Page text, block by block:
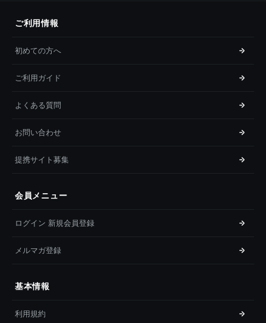
ご利用情報
初めての方へ
ご利用ガイド
よくある質問
お問い合わせ
提携サイト募集
会員メニュー
ログイン 新規会員登録
メルマガ登録
基本情報
利用規約